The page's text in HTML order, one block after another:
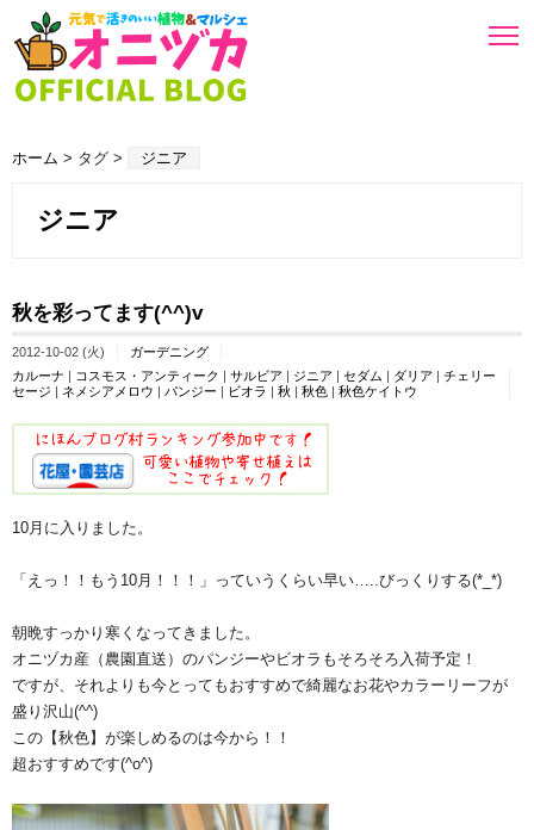
ホーム > タグ > ジニア
ジニア
秋を彩ってます(^^)v
2012-10-02 (火)
ガーデニング
カルーナ | コスモス・アンティーク | サルビア | ジニア | セダム | ダリア | チェリー
セージ | ネメシアメロウ | パンジー | ビオラ | 秋 | 秋色 | 秋色ケイトウ
10月に入りました。
「えっ！！もう10月！！！」っていうくらい早い…..びっくりする(*_*)
朝晩すっかり寒くなってきました。
オニヅカ産（農園直送）のパンジーやビオラもそろそろ入荷予定！
ですが、それよりも今とってもおすすめで綺麗なお花やカラーリーフが
盛り沢山(^^)
この【秋色】が楽しめるのは今から！！
超おすすめです(^o^)